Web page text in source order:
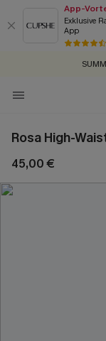
App-
Exklusive
App
GRATIS
ZUM
Rosa High-
45,00 €